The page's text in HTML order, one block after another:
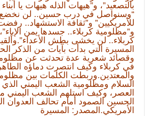
بالتصعيد”، و”هيهات الذله هيهات يا أبناء
“وسنواصل في درب حسين.. لن نخضع
للأمريكيين” و”ثقافة الاستشهاد..
و”مظلومية كربلاء.. جسدها يمن
كربلاء.. لن يخشى بطش
المسيرة التي بدأت بآيات من الذكر
وقصائد شعرية عدة تحدثت عن
في كربلاء وكيف انتصرت دماؤه
والمعتدين.وربطت الكلمات بين
السلام ومظلومية الشعب اليمني
العصر، وكيف استلهم الشعب اليمني
الحسين الصمود أمام تحالف العدوان
الأمريكي.المصدر: المسيرة